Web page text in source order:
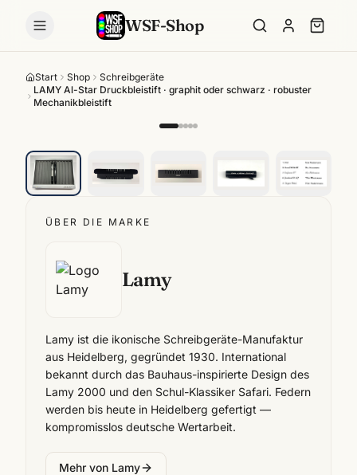
WSF-Shop
Start Shop
Schreibgeräte
LAMY Al-Star Druckbleistift · graphit oder schwarz · robuster
Mechanikbleistift
ÜBER DIE MARKE
Lamy
Lamy ist die ikonische Schreibgeräte-Manufaktur
aus Heidelberg, gegründet 1930. International
bekannt durch das Bauhaus-inspirierte Design des
Lamy 2000 und den Schul-Klassiker Safari. Federn
werden bis heute in Heidelberg gefertigt —
kompromisslos deutsche Wertarbeit.
Mehr von Lamy